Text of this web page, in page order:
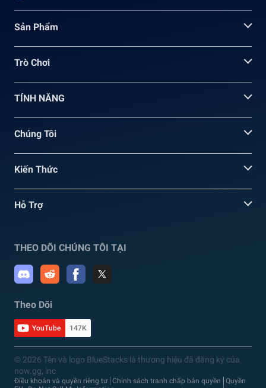
Sản Phẩm
Trò Chơi
TÍNH NĂNG
Chúng Tôi
Kiến Thức
Hỗ Trợ
THEO DÕI CHÚNG TÔI TẠI
Theo Dõi
YouTube 147K
© 2026 Tên và logo BlueStacks là thương hiệu đã đăng ký của
now.gg, inc
Điều khoản và quyền riêng tư Chính sách tranh chấp bản quyền
Quyền